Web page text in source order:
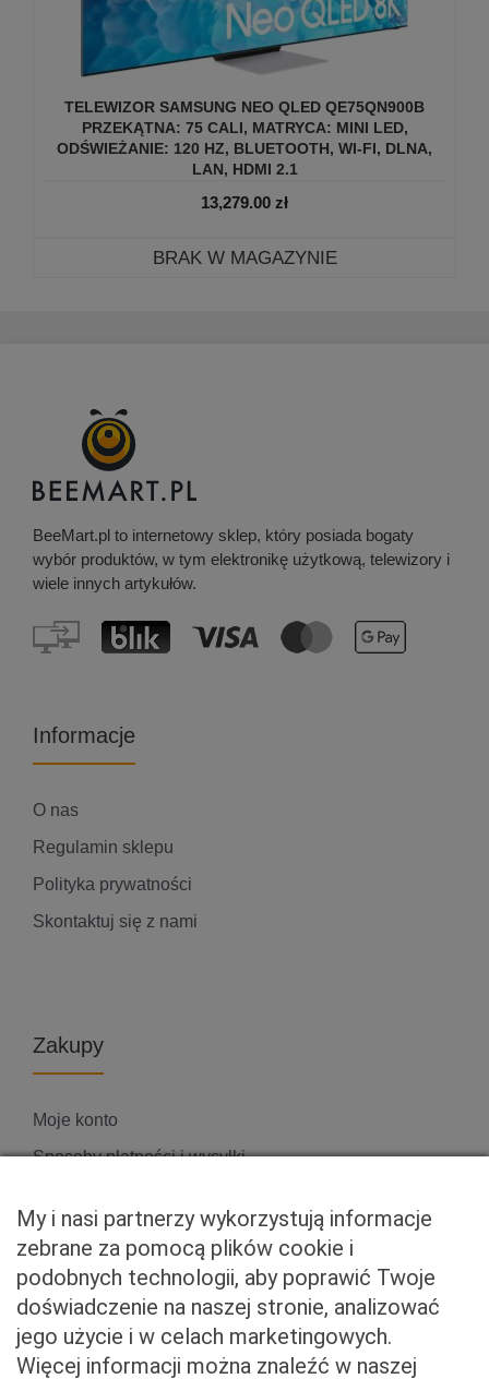
TELEWIZOR SAMSUNG NEO QLED QE75QN900B
PRZEKĄTNA: 75 CALI, MATRYCA: MINI LED,
ODŚWIEŻANIE: 120 HZ, BLUETOOTH, WI-FI, DLNA,
LAN, HDMI 2.1
13,279.00 zł
BRAK W MAGAZYNIE
BeeMart.pl to internetowy sklep, który posiada bogaty
wybór produktów, w tym elektronikę użytkową, telewizory i
wiele innych artykułów.
Informacje
O nas
Regulamin sklepu
Polityka prywatności
Skontaktuj się z nami
Zakupy
Moje konto
Sposoby płatności i wysyłki
Właściciel serwisu
Baveno Sp. z o. o.
My i nasi partnerzy wykorzystują informacje
zebrane za pomocą plików cookie i
podobnych technologii, aby poprawić Twoje
doświadczenie na naszej stronie, analizować
jego użycie i w celach marketingowych.
Więcej informacji można znaleźć w naszej